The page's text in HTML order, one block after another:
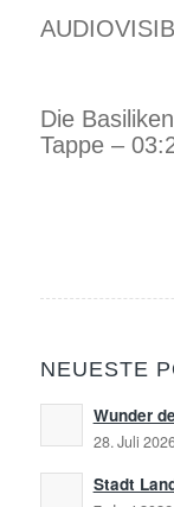
Die
Tappe –
NEUESTE
Wunder
28. Juli
Stadt